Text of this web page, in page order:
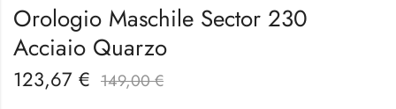
Orologio Maschile Sector 230
Acciaio Quarzo
123,67 € 149,00€